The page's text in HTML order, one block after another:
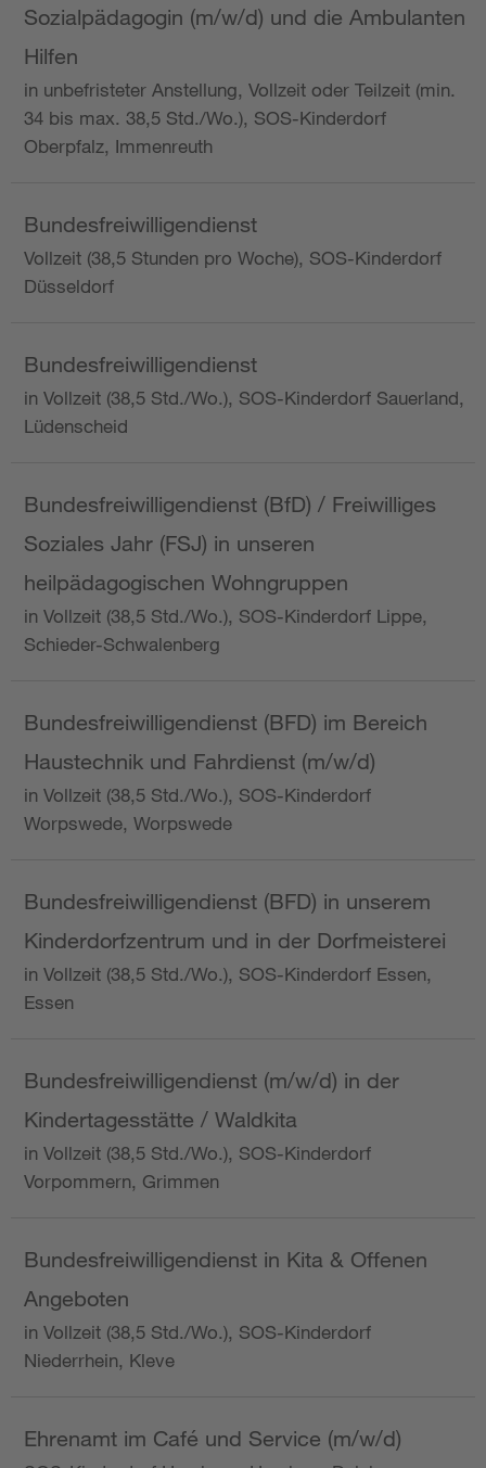
Sozialpädagogin (m/w/d) und die Ambulanten
Hilfen
in unbefristeter Anstellung, Vollzeit oder Teilzeit (min.
34 bis max. 38,5 Std./Wo.), SOS-Kinderdorf
Oberpfalz, Immenreuth
Bundesfreiwilligendienst
Vollzeit (38,5 Stunden pro Woche), SOS-Kinderdorf
Düsseldorf
Bundesfreiwilligendienst
in Vollzeit (38,5 Std./Wo.), SOS-Kinderdorf Sauerland,
Lüdenscheid
Bundesfreiwilligendienst (BfD) / Freiwilliges
Soziales Jahr (FSJ) in unseren
heilpädagogischen Wohngruppen
in Vollzeit (38,5 Std./Wo.), SOS-Kinderdorf Lippe,
Schieder-Schwalenberg
Bundesfreiwilligendienst (BFD) im Bereich
Haustechnik und Fahrdienst (m/w/d)
in Vollzeit (38,5 Std./Wo.), SOS-Kinderdorf
Worpswede, Worpswede
Bundesfreiwilligendienst (BFD) in unserem
Kinderdorfzentrum und in der Dorfmeisterei
in Vollzeit (38,5 Std./Wo.), SOS-Kinderdorf Essen,
Essen
Bundesfreiwilligendienst (m/w/d) in der
Kindertagesstätte / Waldkita
in Vollzeit (38,5 Std./Wo.), SOS-Kinderdorf
Vorpommern, Grimmen
Bundesfreiwilligendienst in Kita & Offenen
Angeboten
in Vollzeit (38,5 Std./Wo.), SOS-Kinderdorf
Niederrhein, Kleve
Ehrenamt im Café und Service (m/w/d)